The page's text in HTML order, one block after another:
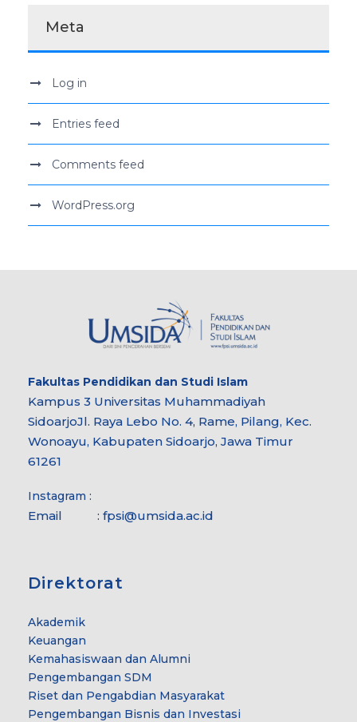
Meta
Log in
Entries feed
Comments feed
WordPress.org
Fakultas Pendidikan dan Studi Islam
Kampus 3 Universitas Muhammadiyah
SidoarjoJl. Raya Lebo No. 4, Rame, Pilang, Kec.
Wonoayu, Kabupaten Sidoarjo, Jawa Timur
61261
Instagram :
Email : fpsi@umsida.ac.id
Direktorat
Akademik
Keuangan
Kemahasiswaan dan Alumni
Pengembangan SDM
Riset dan Pengabdian Masyarakat
Pengembangan Bisnis dan Investasi